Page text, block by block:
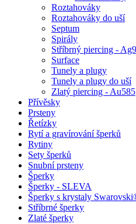
Roztahováky
Roztahováky do uší
Septum
Spirály
Stříbrný piercing -
Surface
Tunely a plugy
Tunely a plugy do uší
Zlatý piercing - Au585
Přívěsky
Prsteny
Řetízky
Rytí a gravírování šperků
Rytiny
Sety šperků
Snubní prsteny
Šperky
Šperky - SLEVA
Šperky s krystaly
Stříbrné šperky
Zlaté šperky